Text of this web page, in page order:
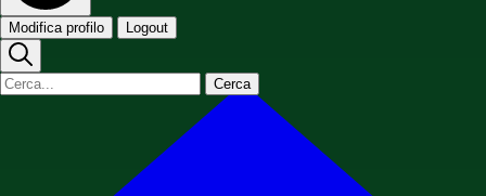
Modifica profilo Logout
Cerca